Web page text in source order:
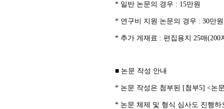
* 일반 논문의 경우 : 15만원
* 연구비 지원 논문의 경우 : 30만원
* 추가 게재료 : 편집용지 25매(200
■ 논문 작성 안내
* 논문 작성은 첨부된 [첨부5] <논
* 논문 체제 및 형식 심사도 진행